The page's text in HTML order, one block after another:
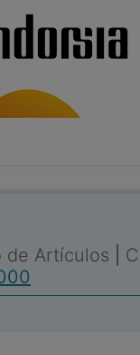
de Artículos